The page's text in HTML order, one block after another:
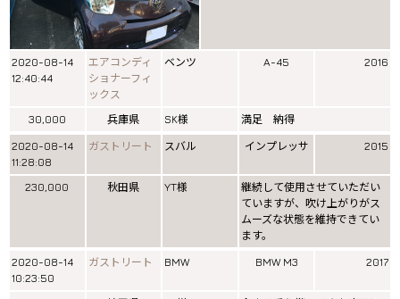
2020-08-14
12:40:44
エアコンディ
ショナーフィ
ックス
ベンツ A-45 2016
30,000 兵庫県 SK様
満足 納得
2020-08-14
11:28:08
ガストリート スバル インプレッサ 2015
230,000 秋田県 YT様
継続して使用させていただい
ていますが、吹け上がりがス
ムーズな状態を維持できてい
ます。
2020-08-14
10:23:50
ガストリート BMW BMW M3 2017